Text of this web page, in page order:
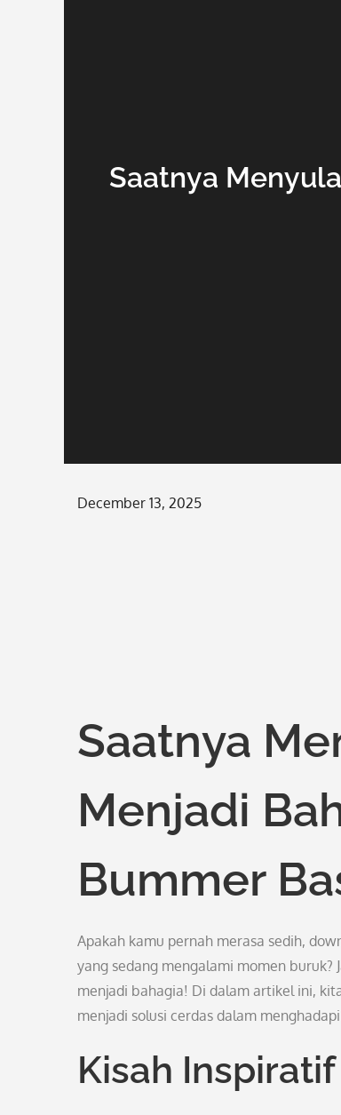
Saatnya
Posted
December 13, 2025
Saatnya
Menjadi
Bummer
Apakah kamu pernah merasa sedih,
yang sedang mengalami momen
menjadi bahagia! Di dalam artikel ini,
menjadi solusi cerdas dalam
Kisah